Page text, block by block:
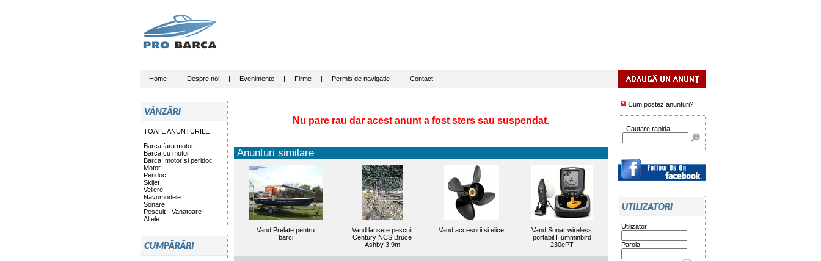
Home| Despre noi| Evenimente| Firme| Permis de navigatie| Contact
TOATE ANUNTURILE
Barca fara motor
Barca cu motor
Barca, motor si peridoc
Motor
Peridoc
Skijet
Veliere
Navomodele
Sonare
Pescuit - Vanatoare
Altele
Nu pare rau dar acest anunt a fost sters sau suspendat.
Anunturi similare
Vand Prelate pentru
barci
Vand lansete pescuit
Century NCS Bruce
Ashby 3.9m
Vand accesorii si elice
Vand Sonar wireless
portabil Humminbird
230ePT
Cum postez anunturi?
Cautare rapida:
Utilizator
Parola